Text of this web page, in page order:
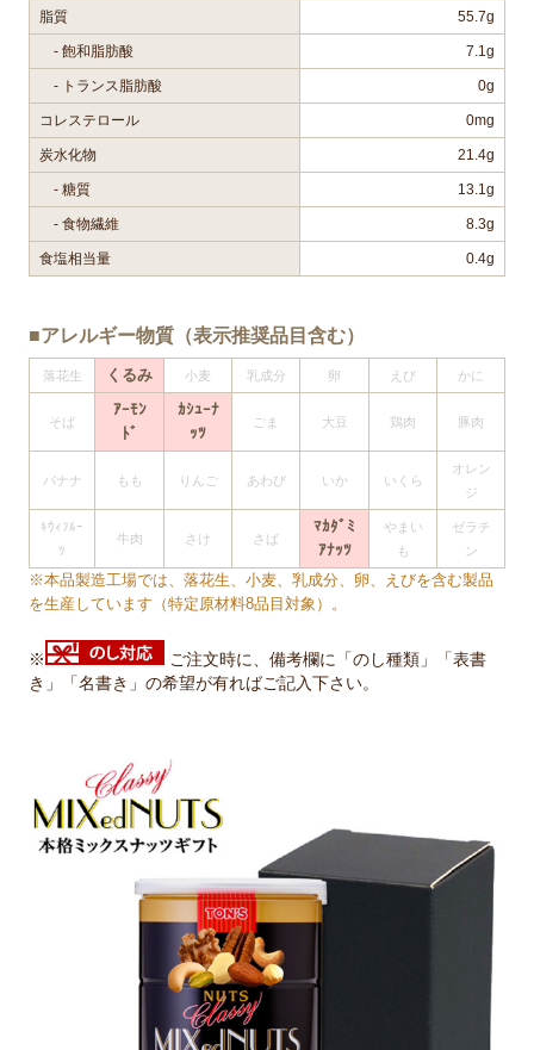
脂質 55.7g
- 飽和脂肪酸 7.1g
- トランス脂肪酸 0g
コレステロール 0mg
炭水化物 21.4g
- 糖質 13.1g
- 食物繊維 8.3g
食塩相当量 0.4g
■アレルギー物質（表示推奨品目含む）
落花生 くるみ 小麦 乳成分 卵 えび かに
そば
ｱｰﾓﾝ
ﾄﾞ
ｶｼｭｰﾅ
ｯﾂ
ごま 大豆 鶏肉 豚肉
バナナ もも りんご あわび いか いくら
オレン
ジ
ｷｳｨﾌﾙｰ
ﾂ
牛肉 さけ さば
ﾏｶﾀﾞﾐ
ｱﾅｯﾂ
やまい
も
ゼラチ
ン
※本品製造工場では、落花生、小麦、乳成分、卵、えびを含む製品
を生産しています（特定原材料8品目対象）。
※
ご注文時に、備考欄に「のし種類」「表書
き」「名書き」の希望が有ればご記入下さい。